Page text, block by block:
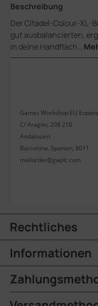
Beschreibung
Der Citadel-Colour-XL-
gut ausbalancierten,
in deine Handfläch…
Games Workshop EU
C/ Aragón, 208 210
Andalusien
Barcelona, Spanien, 8011
mailorder@gwplc.com
Rechtliches
Informationen